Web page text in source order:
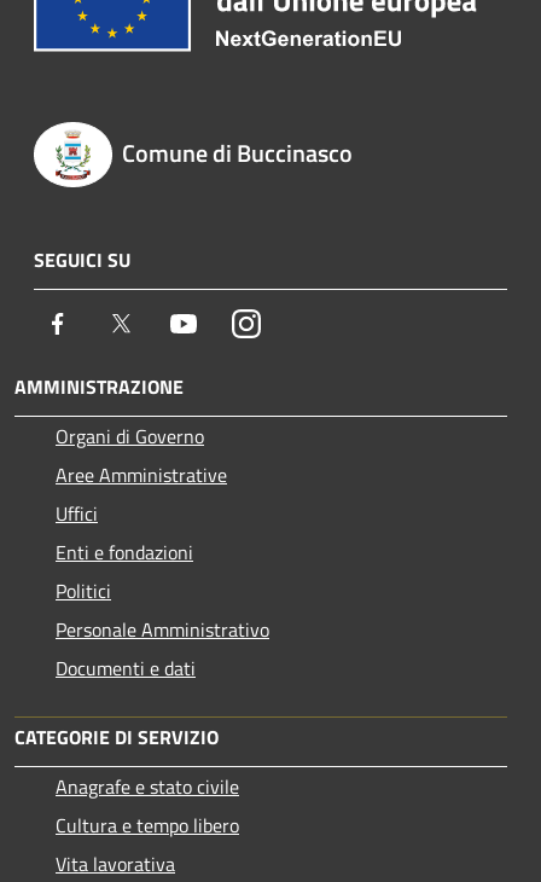
Comune di Buccinasco
SEGUICI SU
Facebook Twitter YoutubeInstagram
AMMINISTRAZIONE
Organi di Governo
Aree Amministrative
Uffici
Enti e fondazioni
Politici
Personale Amministrativo
Documenti e dati
CATEGORIE DI SERVIZIO
Anagrafe e stato civile
Cultura e tempo libero
Vita lavorativa